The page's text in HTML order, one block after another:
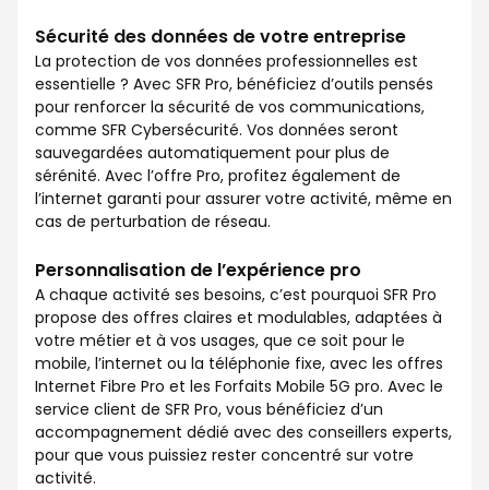
Sécurité des données de votre entreprise
La protection de vos données professionnelles est
essentielle ? Avec SFR Pro, bénéficiez d’outils pensés
pour renforcer la sécurité de vos communications,
comme SFR Cybersécurité. Vos données seront
sauvegardées automatiquement pour plus de
sérénité. Avec l’offre Pro, profitez également de
l’internet garanti pour assurer votre activité, même en
cas de perturbation de réseau.
Personnalisation de l’expérience pro
A chaque activité ses besoins, c’est pourquoi SFR Pro
propose des offres claires et modulables, adaptées à
votre métier et à vos usages, que ce soit pour le
mobile, l’internet ou la téléphonie fixe, avec les offres
Internet Fibre Pro et les Forfaits Mobile 5G pro. Avec le
service client de SFR Pro, vous bénéficiez d’un
accompagnement dédié avec des conseillers experts,
pour que vous puissiez rester concentré sur votre
activité.